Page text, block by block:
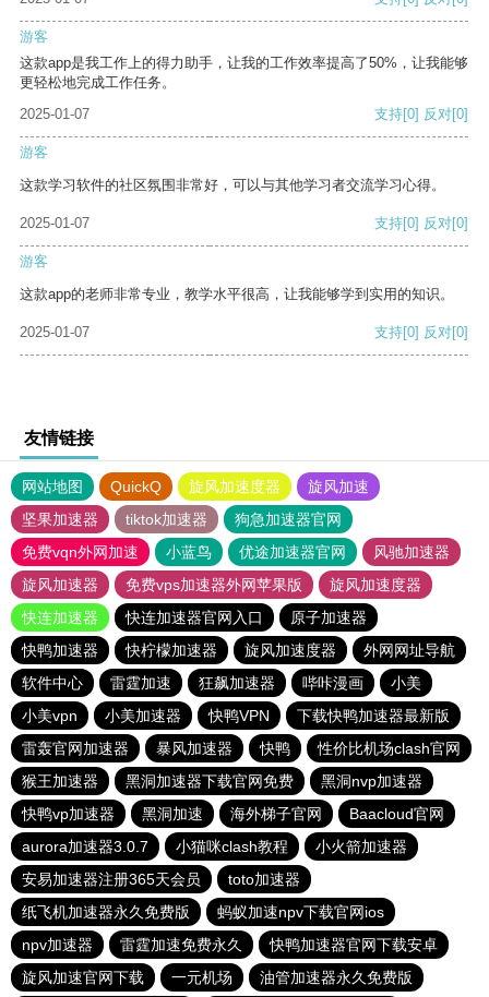
游客
这款app是我工作上的得力助手，让我的工作效率提高了50%，让我能够
更轻松地完成工作任务。
2025-01-07
支持[0] 反对[0]
游客
这款学习软件的社区氛围非常好，可以与其他学习者交流学习心得。
2025-01-07 支持[0] 反对[0]
游客
这款app的老师非常专业，教学水平很高，让我能够学到实用的知识。
2025-01-07 支持[0] 反对[0]
友情链接
网站地图 QuickQ 旋风加速度器
旋风加速
坚果加速器
tiktok加速器
狗急加速器官网
免费vqn外网加速
小蓝鸟 优途加速器官网
风驰加速器
旋风加速器
免费vps加速器外网苹果版
旋风加速度器
快连加速器
快连加速器官网入口
原子加速器
快鸭加速器
快柠檬加速器 旋风加速度器
外网网址导航
软件中心
雷霆加速 狂飙加速器 哔咔漫画
小美
小美vpn
小美加速器 快鸭VPN
下载快鸭加速器最新版
雷轰官网加速器
暴风加速器 快鸭
性价比机场clash官网
猴王加速器
黑洞加速器下载官网免费
黑洞nvp加速器
快鸭vp加速器
黑洞加速 海外梯子官网
Baacloud官网
aurora加速器3.0.7
小猫咪clash教程
小火箭加速器
安易加速器注册365天会员
toto加速器
纸飞机加速器永久免费版
蚂蚁加速npv下载官网ios
npv加速器
雷霆加速免费永久
快鸭加速器官网下载安卓
旋风加速官网下载
一元机场 油管加速器永久免费版